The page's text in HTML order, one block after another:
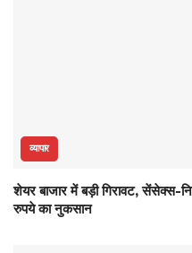
व्यापार
शेयर बाजार में बड़ी गिरावट, सेंसेक्स-
रुपये का नुकसान